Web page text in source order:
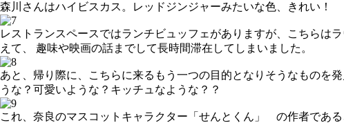
森川さんはハイビスカス。レッドジンジャーみたいな色、きれい！
レストランスペースではランチビュッフェがありますが、こちらは
えて、 趣味や映画の話までして長時間滞在してしまいました。
あと、帰り際に、こちらに来るもう一つの目的となりそうなものを
うな？可愛いような？キッチュなような？？
これ、奈良のマスコットキャラクター「せんとくん」 の作者であ